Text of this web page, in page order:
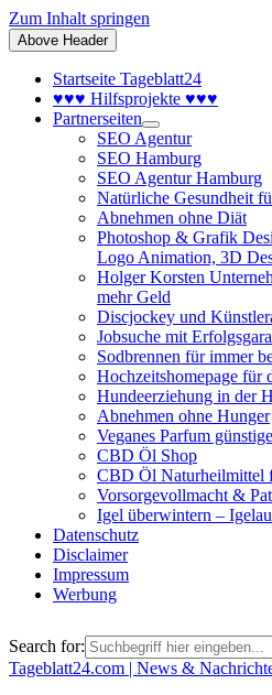
Zum Inhalt springen
Above Header
Startseite Tageblatt24
♥♥♥ Hilfsprojekte ♥♥♥
Partnerseiten
SEO Agentur
SEO Hamburg
SEO Agentur Hamburg
Natürliche Gesundheit
Abnehmen ohne Diät
Photoshop & Grafik
Logo Animation, 3D
Holger Korsten
mehr Geld
Discjockey und
Jobsuche mit
Sodbrennen für immer
Hochzeitshomepage für
Hundeerziehung in der
Abnehmen ohne Hunger
Veganes Parfum
CBD Öl Shop
CBD Öl Naturheilmittel
Vorsorgevollmacht &
Igel überwintern –
Datenschutz
Disclaimer
Impressum
Werbung
Search for:
Tageblatt24.com | News &